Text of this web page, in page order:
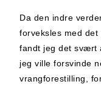
Da den indre
forveksles med det
fandt jeg det svært
jeg ville forsvinde
vrangforestilling,